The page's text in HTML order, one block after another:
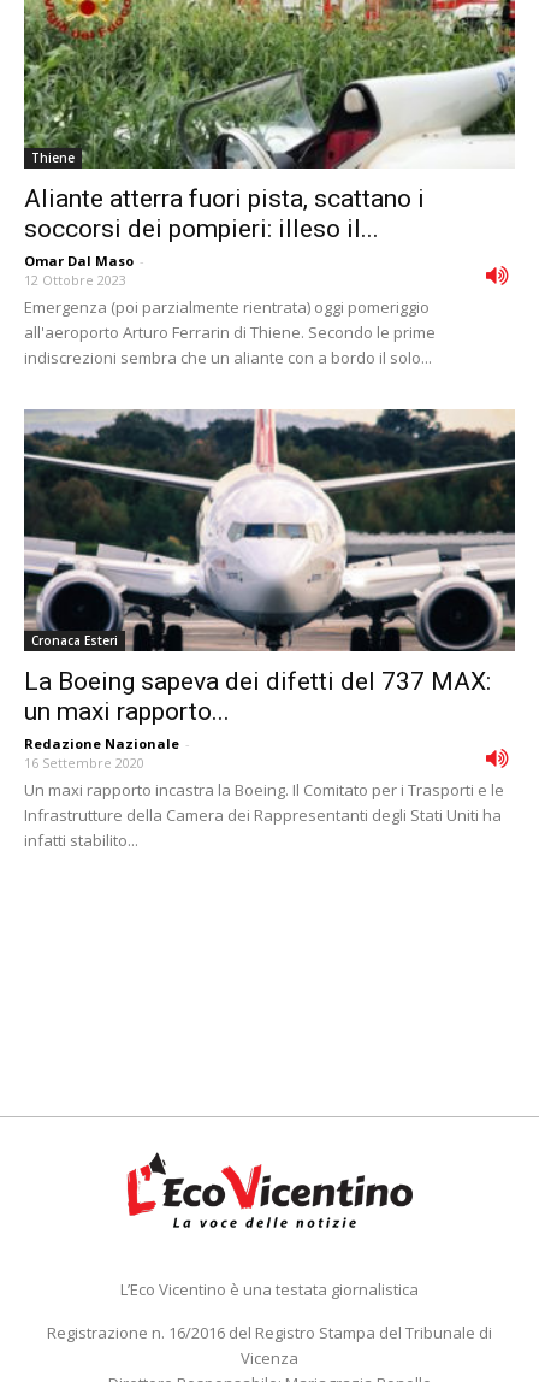
Thiene
Aliante atterra fuori pista, scattano i
soccorsi dei pompieri: illeso il...
Omar Dal Maso -
12 Ottobre 2023
Emergenza (poi parzialmente rientrata) oggi pomeriggio
all'aeroporto Arturo Ferrarin di Thiene. Secondo le prime
indiscrezioni sembra che un aliante con a bordo il solo...
Cronaca Esteri
La Boeing sapeva dei difetti del 737 MAX:
un maxi rapporto...
Redazione Nazionale -
16 Settembre 2020
Un maxi rapporto incastra la Boeing. Il Comitato per i Trasporti e le
Infrastrutture della Camera dei Rappresentanti degli Stati Uniti ha
infatti stabilito...
L’Eco Vicentino è una testata giornalistica
Registrazione n. 16/2016 del Registro Stampa del Tribunale di
Vicenza